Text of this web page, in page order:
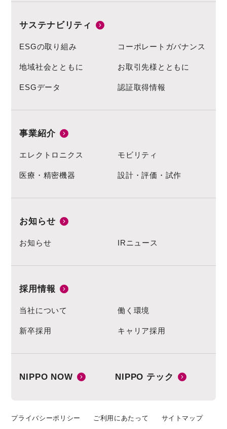
サステナビリティ
ESGの取り組み コーポレートガバナンス
地域社会とともに お取引先様とともに
ESGデータ 認証取得情報
事業紹介
エレクトロニクス モビリティ
医療・精密機器 設計・評価・試作
お知らせ
お知らせ IRニュース
採用情報
当社について 働く環境
新卒採用 キャリア採用
NIPPO NOW NIPPO テック
プライバシーポリシー ご利用にあたって サイトマップ